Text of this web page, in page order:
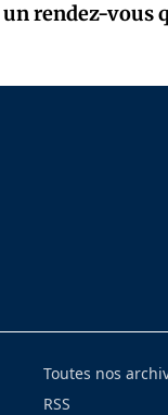
rendez-vous
Toutes nos
RSS